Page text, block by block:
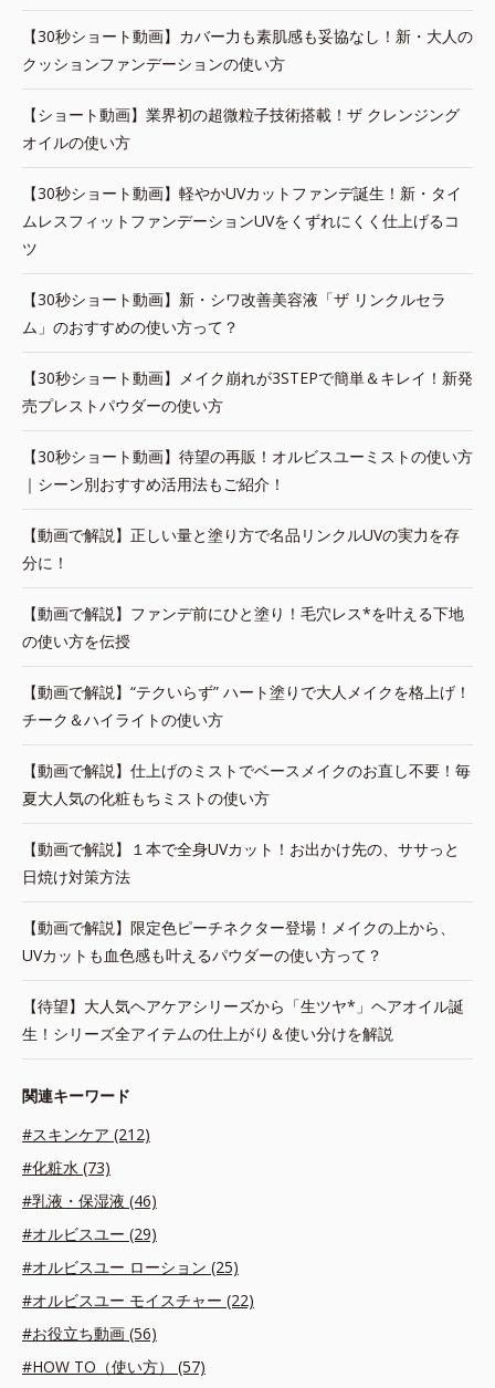
【30秒ショート動画】カバー力も素肌感も妥協なし！新・大人の
クッションファンデーションの使い方
【ショート動画】業界初の超微粒子技術搭載！ザ クレンジング
オイルの使い方
【30秒ショート動画】軽やかUVカットファンデ誕生！新・タイ
ムレスフィットファンデーションUVをくずれにくく仕上げるコ
ツ
【30秒ショート動画】新・シワ改善美容液「ザ リンクルセラ
ム」のおすすめの使い方って？
【30秒ショート動画】メイク崩れが3STEPで簡単＆キレイ！新発
売プレストパウダーの使い方
【30秒ショート動画】待望の再販！オルビスユーミストの使い方
｜シーン別おすすめ活用法もご紹介！
【動画で解説】正しい量と塗り方で名品リンクルUVの実力を存
分に！
【動画で解説】ファンデ前にひと塗り！毛穴レス*を叶える下地
の使い方を伝授
【動画で解説】“テクいらず” ハート塗りで大人メイクを格上げ！
チーク＆ハイライトの使い方
【動画で解説】仕上げのミストでベースメイクのお直し不要！毎
夏大人気の化粧もちミストの使い方
【動画で解説】１本で全身UVカット！お出かけ先の、ササっと
日焼け対策方法
【動画で解説】限定色ピーチネクター登場！メイクの上から、
UVカットも血色感も叶えるパウダーの使い方って？
【待望】大人気ヘアケアシリーズから「生ツヤ*」ヘアオイル誕
生！シリーズ全アイテムの仕上がり＆使い分けを解説
関連キーワード
#スキンケア (212)
#化粧水 (73)
#乳液・保湿液 (46)
#オルビスユー (29)
#オルビスユー ローション (25)
#オルビスユー モイスチャー (22)
#お役立ち動画 (56)
#HOW TO（使い方） (57)